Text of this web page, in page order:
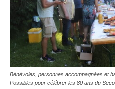
Bénévoles, personnes accompagnées et
Possibles pour célébrer les 80 ans du